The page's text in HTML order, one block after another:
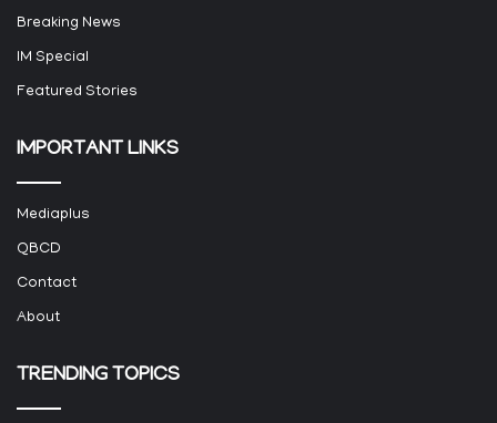
Breaking News
IM Special
Featured Stories
IMPORTANT LINKS
Mediaplus
QBCD
Contact
About
TRENDING TOPICS